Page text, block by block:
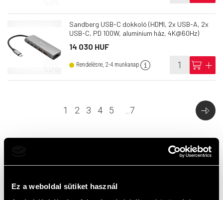
Ez a weboldal sütiket használ
Sandberg USB-C dokkoló (HDMI, 2x USB-A, 2x
USB-C, PD 100W, alumínium ház, 4K@60Hz)
14 030 HUF
Rendelésre, 2-4 munkanap info cart add
1 2 3 4 5 7
Top termékek